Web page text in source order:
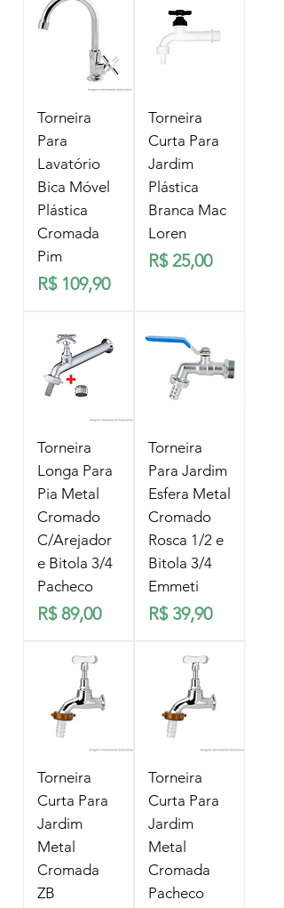
Torneira
Para
Lavatório
Bica Móvel
Plástica
Cromada
Pim
Preço
R$ 109,90
Torneira
Curta Para
Jardim
Plástica
Branca Mac
Loren
Preço
R$ 25,00
Torneira
Longa Para
Pia Metal
Cromado
C/Arejador
e Bitola 3/4
Pacheco
Preço
R$ 89,00
Torneira
Para Jardim
Esfera Metal
Cromado
Rosca 1/2 e
Bitola 3/4
Emmeti
Preço
R$ 39,90
Torneira
Curta Para
Jardim
Metal
Cromada
ZB
Torneira
Curta Para
Jardim
Metal
Cromada
Pacheco